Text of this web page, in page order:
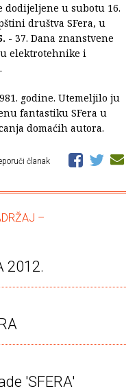
dodijeljene u subotu 16.
društva SFera, u
- 37. Dana znanstvene
elektrotehnike i
godine. Utemeljilo ju
fantastiku SFera u
domaćih autora.
članak
–
2012.
'SFERA'